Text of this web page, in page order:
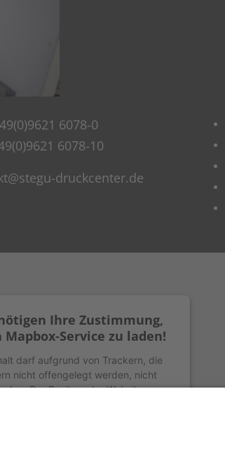
6078-0
6078-10
druckcenter.de
Ihre Zustimmung,
Mapbox-Service zu laden!
darf aufgrund von Trackern, die
nicht offengelegt werden, nicht
Der Besitzer der Website muss